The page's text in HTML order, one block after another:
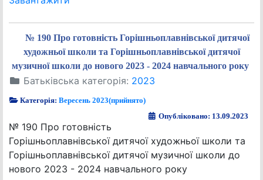
№ 190 Про готовність Горішньоплавнівської дитячої
художньої школи та Горішньоплавнівської дитячої
музичної школи до нового 2023 - 2024 навчального року
Батьківська категорія: 2023
Категорія:Вересень 2023(прийнято)
Опубліковано: 13.09.2023
№ 190 Про готовність
Горішньоплавнівської дитячої художньої школи та
Горішньоплавнівської дитячої музичної школи до
нового 2023 - 2024 навчального року